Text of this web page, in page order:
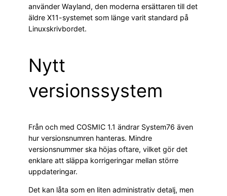
använder Wayland, den moderna ersättaren till det
äldre X11-systemet som länge varit standard på
Linuxskrivbordet.
Nytt
versionssystem
Från och med COSMIC 1.1 ändrar System76 även
hur versionsnumren hanteras. Mindre
versionsnummer ska höjas oftare, vilket gör det
enklare att släppa korrigeringar mellan större
uppdateringar.
Det kan låta som en liten administrativ detalj, men